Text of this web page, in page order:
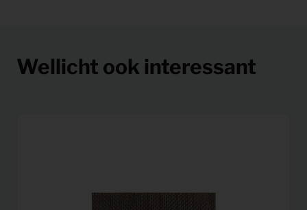
Wellicht ook interessant